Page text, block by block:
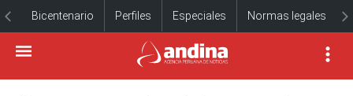
Bicentenario Perfiles Especiales Normas legales